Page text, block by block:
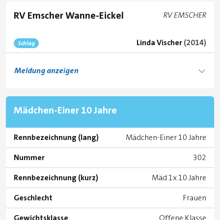
Mädchen-Einer 10 Jahre
Rennbezeichnung (lang)
Mädchen-Einer 10 Jahre
Nummer
302
Rennbezeichnung (kurz)
Mäd 1x 10 Jahre
Geschlecht
Frauen
Gewichtsklasse
Offene Klasse
RV Emscher Wanne-Eickel Club code:
RV EMSCHER
Schlag Linda Vischer(2014)
Meldung anzeigen